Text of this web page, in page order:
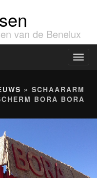
van de Benelux
» SCHAARARM
BORA BORA